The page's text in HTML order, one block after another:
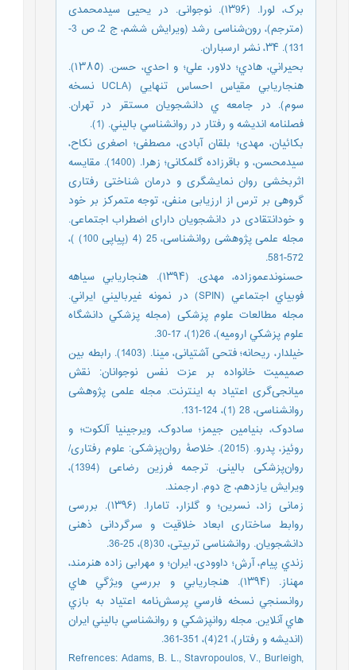
برک، لورا. (۱۳9۶). نوجوانی. در یحیی سیدمحمدی
(مترجم)، رون‌شناسی رشد (ویرایش ششم، ج 2، ص 3-
131). ۳۴، نشر ارسباران.
بحيراني، هادي؛ دلاور، علي؛ و احدي، حسن. (١٣٨٥).
هنجاريابي مقياس احساس تنهايي (UCLA نسخه
سوم). در جامعه ي دانشجويان مستقر در تهران.
فصلنامه انديشه و رفتار در روانشناسي باليني. (1).
بکائیان، مهدی؛ بلقان آبادی، مصطفی؛ اصغری نکاح،
سیدمحسن، و باقرزاده گلمکانی؛ زهرا. (1400). مقایسه
اثربخشی روان نمایشگری و درمان شناختی رفتاری
گروهی بر ترس از ارزیابی منفی، توجه متمرکز بر خود
و خودانتقادی در دانشجویان دارای اضطراب اجتماعی.
مجله علمی پژوهشی روانشناسی، 25 (4 (پیاپی 100) )،
572-581.
حسنوندعموزاده، مهدی. (۱۳۹۴). هنجاريابي سياهه
فوبياي اجتماعي (SPIN) در نمونه غيرباليني ايراني.
مجله مطالعات علوم پزشکی (مجله پزشكي دانشگاه
علوم پزشكي اروميه)، 26(1)، 17-30.‬‬‬‬‬‬‬‬‬‬‬‬
خیلدار، ریحانه؛ فتحی آشتیانی، مینا. (1403). رابطه بین
صمیمیت خانواده بر عزت نفس نوجوانان: نقش
میانجی‌گری اعتیاد به اینترنت. مجله علمی پژوهشی
روانشناسی، 28 (1)، 124-131.
سادوک، بنیامین جیمز؛ سادوک، ویرجینیا آلکوت؛ و
روئیز، پدرو. (2015). خلاصۀ روان‌پزشکی: علوم رفتاری/
روان‌پزشکی بالینی. ترجمه فرزین رضاعی (1394)،
ویرایش یازدهم، ج دوم. ارجمند.
‏‫زمانی زاد، نسرین؛ و گلزار، تامارا. (۱۳۹۶). بررسی
روابط ساختاری ابعاد خلاقیت و سرگردانی ذهنی
دانشجویان. روانشناسی تربیتی، 30(8)، 25-36.‬‬‬‬‬‬‬‬‬‬‬‬‬‬‬‬‬‬‬‬‬
‏‫زندي پيام، آرش؛ داوودی، ایران؛ و مهرابی زاده هنرمند،
مهناز. (۱۳۹۴). هنجاريابي و بررسي وي‍‍ژگي هاي
روانسنجي نسخه فارسي پرسش‌نامه اعتياد به بازي
هاي آنلاين. مجله روانپزشكي و روانشناسي باليني ايران
(انديشه و رفتار)، 21(4)، 351-361.‬‬‬‬‬‬‬‬‬‬‬‬‬‬‬‬‬‬‬‬‬
Refrences: Adams, B. L., Stavropoulos, V., Burleigh,